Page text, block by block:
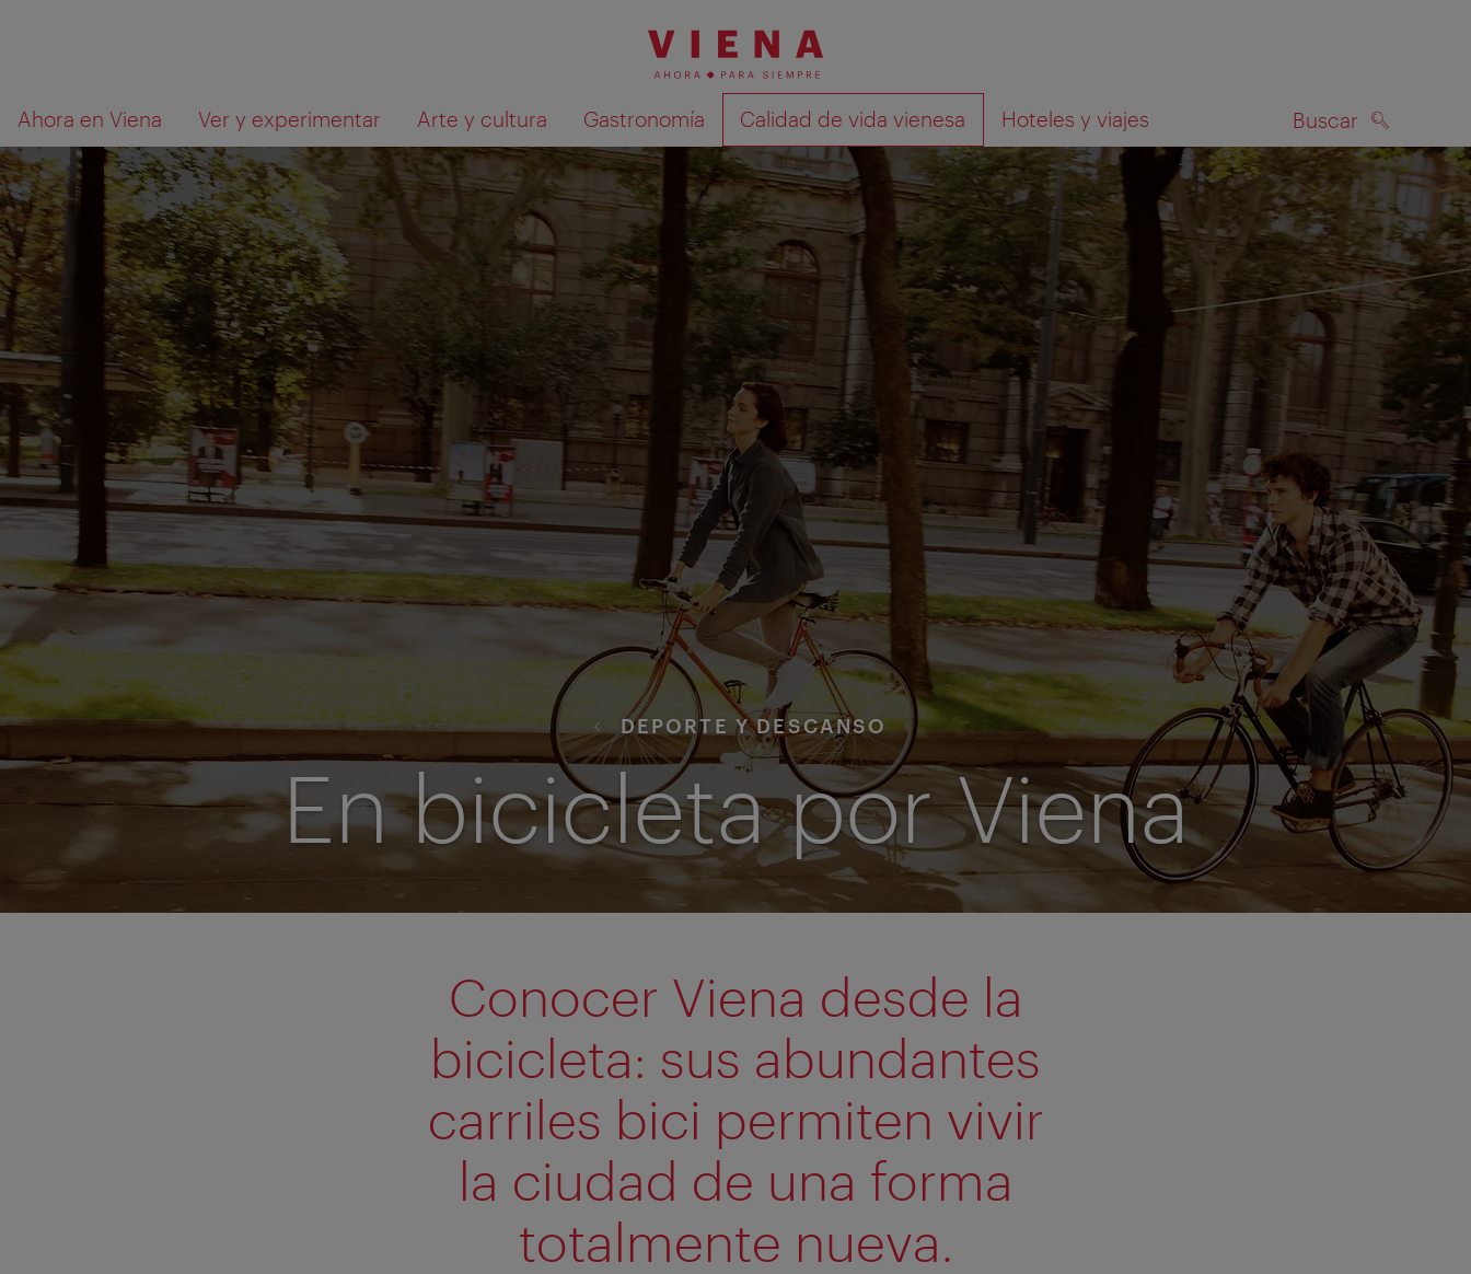
la
navegación
contenido
Ahora en Viena Ver y experimentar Arte y cultura Gastronomía Calidad de vida vienesa Hoteles y viajes Buscar
Qué
está
buscando?
Mostrar resultados de la búsqueda en el mapa BUSCAR
DEPORTE Y DESCANSO
En bicicleta por Viena
Conocer Viena desde la
bicicleta: sus abundantes
carriles bici permiten vivir
la ciudad de una forma
totalmente nueva.